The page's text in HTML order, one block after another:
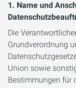
1. Name und
Die
Grundverordnung
Union sowie
Bestimmungen für